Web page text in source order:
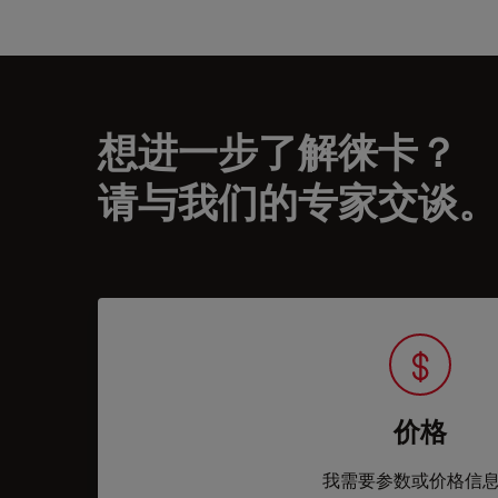
想进一步了解徕卡？
请与我们的专家交谈。
价格
我需要参数或价格信